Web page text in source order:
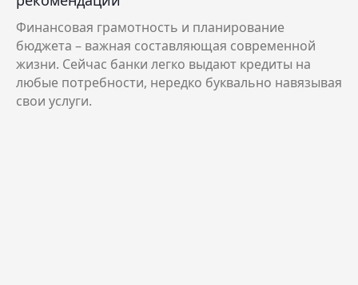
Финансовая грамотность и планирование
бюджета – важная составляющая современной
жизни. Сейчас банки легко выдают кредиты на
любые потребности, нередко буквально навязывая
свои услуги.